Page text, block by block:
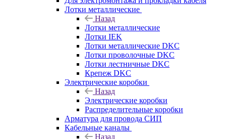
Лотки металлические
Назад
Лотки металлические
Лотки IEK
Лотки металлические DKC
Лотки проволочные DKC
Лотки лестничные DKC
Крепеж DKC
Электрические коробки
Назад
Электрические коробки
Распределительные коробки
Арматура для провода СИП
Кабельные каналы
Назад